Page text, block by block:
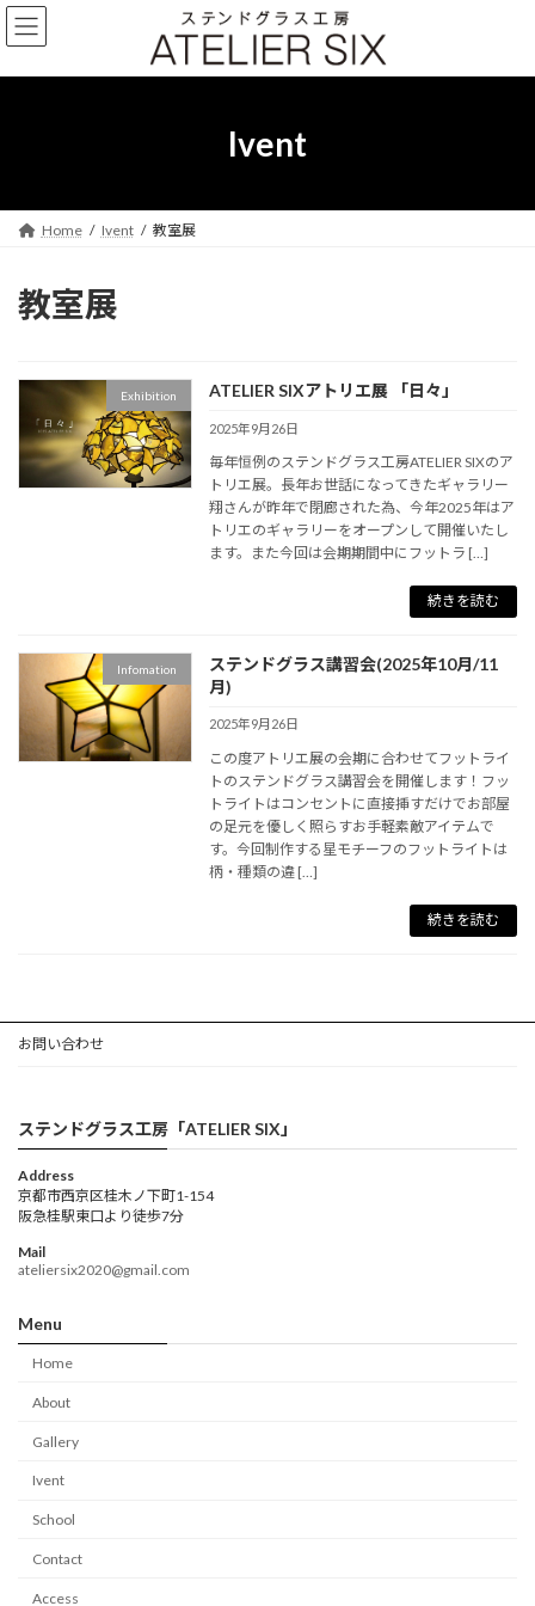
コ
ン
ン
ナ
ビ
ー
Ivent
Home Ivent 教室展
教室展
Exhibition ATELIER SIXアトリエ展 「日々」
2025年9月26日
毎年恒例のステンドグラス工房ATELIER SIXのア
トリエ展。長年お世話になってきたギャラリー
翔さんが昨年で閉廊された為、今年2025年はア
トリエのギャラリーをオープンして開催いたし
ます。また今回は会期期間中にフットラ […]
続きを読む
Infomation
ステンドグラス講習会(2025年10月/11
月)
2025年9月26日
この度アトリエ展の会期に合わせてフットライ
トのステンドグラス講習会を開催します！フッ
トライトはコンセントに直接挿すだけでお部屋
の足元を優しく照らすお手軽素敵アイテムで
す。今回制作する星モチーフのフットライトは
柄・種類の違 […]
続きを読む
お問い合わせ
ステンドグラス工房「ATELIER SIX」
Address
京都市西京区桂木ノ下町1-154
阪急桂駅東口より徒歩7分
Mail
ateliersix2020@gmail.com
Menu
Home
About
Gallery
Ivent
School
Contact
Access